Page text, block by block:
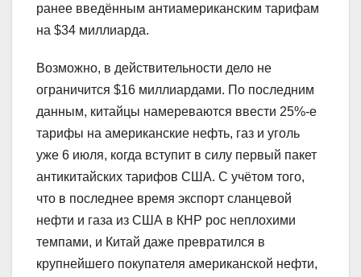
ранее введённым антиамериканским тарифам
на $34 миллиарда.
Возможно, в действительности дело не
ограничится $16 миллиардами. По последним
данным, китайцы намереваются ввести 25%-е
тарифы на американские нефть, газ и уголь
уже 6 июля, когда вступит в силу первый пакет
антикитайских тарифов США. С учётом того,
что в последнее время экспорт сланцевой
нефти и газа из США в КНР рос неплохими
темпами, и Китай даже превратился в
крупнейшего покупателя американской нефти,